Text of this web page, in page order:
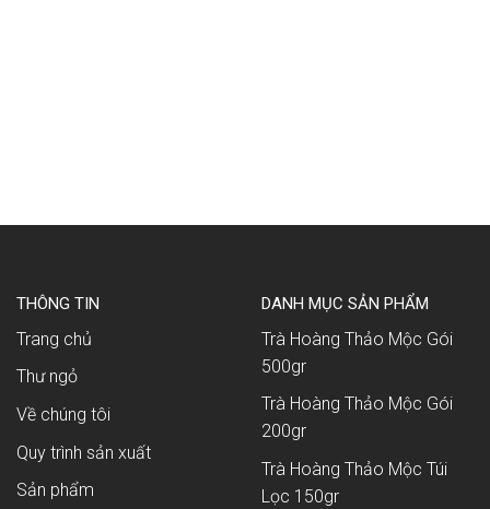
THÔNG TIN
Trang chủ
Thư ngỏ
Về chúng tôi
Quy trình sản xuất
Sản phẩm
DANH MỤC SẢN PHẨM
Trà Hoàng Thảo Mộc Gói
500gr
Trà Hoàng Thảo Mộc Gói
200gr
Trà Hoàng Thảo Mộc Túi
Lọc 150gr